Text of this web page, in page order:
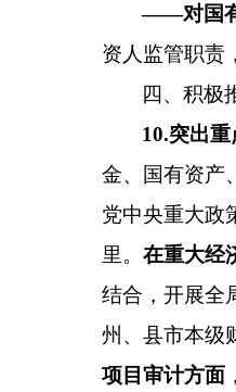
——对国有
资人监管职责
四、积极
10.突出
金、国有资产
党中央重大政
里。 在重大经
结合，开展全
州、县市本级
项目审计方面